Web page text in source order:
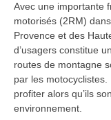
Avec une importante
motorisés (2RM)
Provence et des
d’usagers constitue
routes de montagne
par les
profiter alors qu’ils
environnement.